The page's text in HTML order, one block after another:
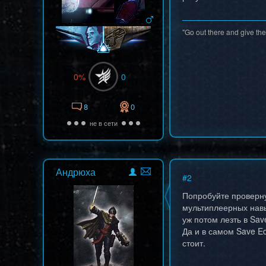
0% 0
8 0
не в сети
"Go out there and give
Андрюха #2
Попробуйте
мультиплеерных
уж потом лезть в
Да и в самом Save
стоит.